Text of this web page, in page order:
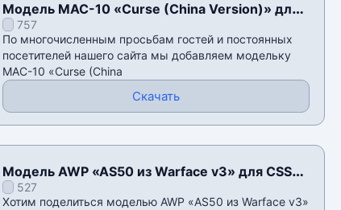
Модель MAC-10 «Curse (China Version)» для
CSS v34
757
По многочисленным просьбам гостей и постоянных
посетителей нашего сайта мы добавляем модельку
MAC-10 «Curse (China
Скачать
Модель AWP «AS50 из Warface v3» для CSS
v34527
Хотим поделиться моделью AWP «AS50 из Warface v3»